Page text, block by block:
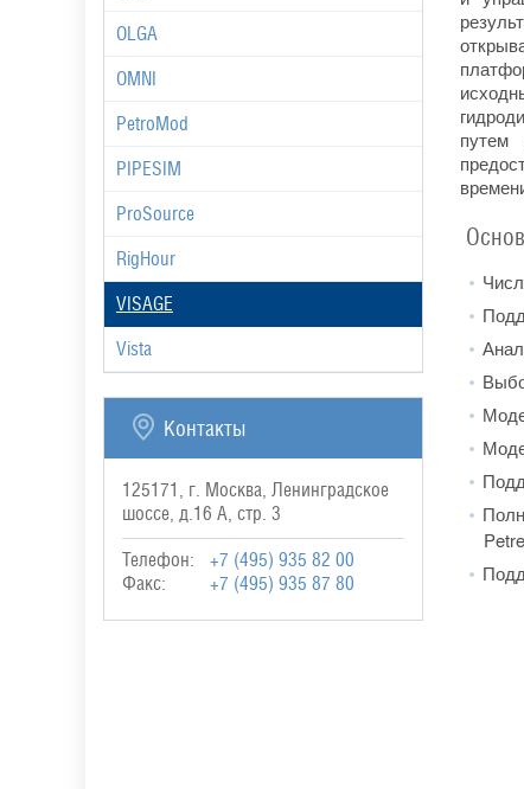
OLGA
OMNI
PetroMod
PIPESIM
ProSource
RigHour
VISAGE
Vista
Контакты
125171, г. Москва, Ленинградское
шоссе, д.16 А, стр. 3
Телефон:
+7 (495) 935 82 00
Факс:
+7 (495) 935 87 80
путем